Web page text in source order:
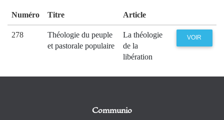
Numéro Titre Article
278
Théologie du peuple
et pastorale populaire
La théologie
de la
libération
VOIR
Communio